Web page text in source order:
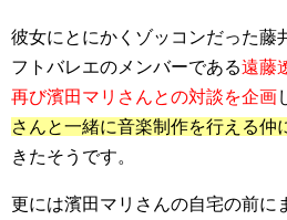
彼女にとにかくゾッコンだった藤
フトバレエのメンバーである遠藤
再び濱田マリさんとの対談を企画
さんと一緒に音楽制作を行える仲
きたそうです。
更には濱田マリさんの自宅の前に